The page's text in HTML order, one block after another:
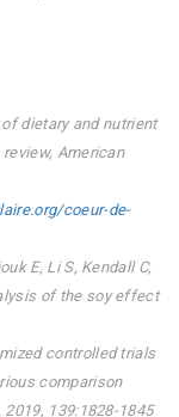
dietary and nutrient
American
coeur-de-
E, Li S, Kendall C,
of the soy effect
controlled trials
comparison
139:1828-1845